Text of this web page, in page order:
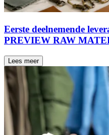
Eerste deelnemende
PREVIEW RAW
Lees meer